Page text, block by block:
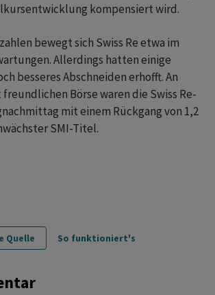
kompensiert wird.
bewegt sich Swiss Re etwa im
Allerdings hatten einige
besseres Abschneiden erhofft. An
Börse waren die Swiss Re-
mit einem Rückgang von 1,2
SMI-Titel.
Quelle So funktioniert's